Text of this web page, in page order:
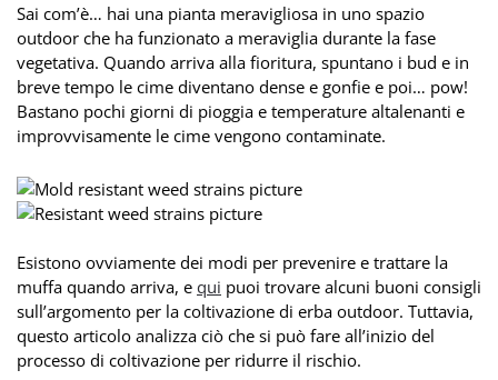
Sai com’è… hai una pianta meravigliosa in uno spazio
outdoor che ha funzionato a meraviglia durante la fase
vegetativa. Quando arriva alla fioritura, spuntano i bud e in
breve tempo le cime diventano dense e gonfie e poi… pow!
Bastano pochi giorni di pioggia e temperature altalenanti e
improvvisamente le cime vengono contaminate.
Esistono ovviamente dei modi per prevenire e trattare la
muffa quando arriva, e qui puoi trovare alcuni buoni consigli
sull’argomento per la coltivazione di erba outdoor. Tuttavia,
questo articolo analizza ciò che si può fare all’inizio del
processo di coltivazione per ridurre il rischio.